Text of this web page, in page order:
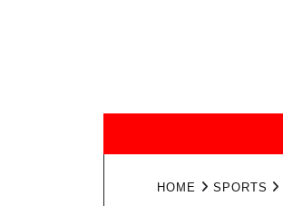
HOME SPORTS